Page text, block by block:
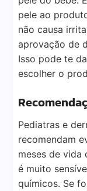
pele ao
não causa
aprovação de
Isso pode te
escolher o
Pediatras e
recomendam
meses de vida
é muito
químicos. Se